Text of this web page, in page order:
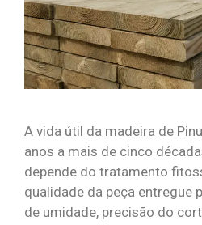
A vida útil da madeira de
anos a mais de cinco
depende do tratamento
qualidade da peça entregue
de umidade, precisão do